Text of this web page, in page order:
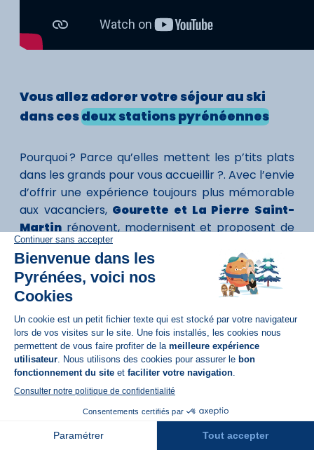
Réservation
Vous allez adorervotre séjour au ski
dans cesdeux stations pyrénéennes
Pourquoi ? Parce qu’elles mettent les p’tits plats
dans les grands pour vous accueillir ?. Avec l’envie
d’offrir une expérience toujours plus mémorable
aux vacanciers, Gourette et La Pierre Saint-
Martin rénovent, modernisent et proposent de
nouveaux services régulièrement.
Du ski en veux-tu, en voilà
Ski alpin, ski nordique, ski de randonnée… quel que
soit votre appétence pour l’un de ces sports de
glisse, vous êtes assuré d’en profiter à votre guise
dans cesstations de ski des Pyrénées
Atlantiques.
Par ici la glissade